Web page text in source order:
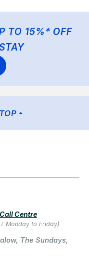
TO 15%* OFF
Centre
Monday to Friday)
The Sundays,